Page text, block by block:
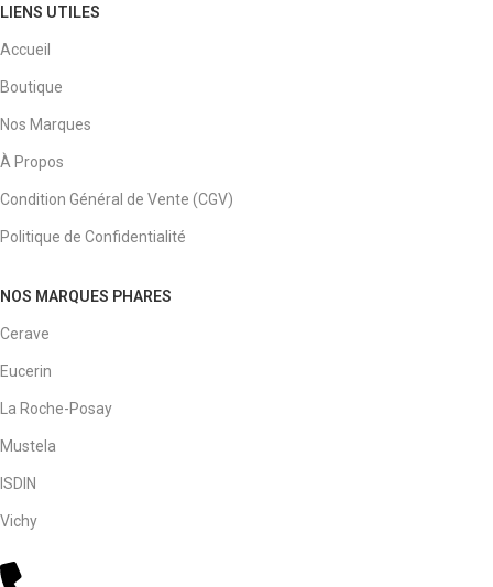
LIENS UTILES
Accueil
Boutique
Nos Marques
À Propos
Condition Général de Vente (CGV)
Politique de Confidentialité
NOS MARQUES PHARES
Cerave
Eucerin
La Roche-Posay
Mustela
ISDIN
Vichy